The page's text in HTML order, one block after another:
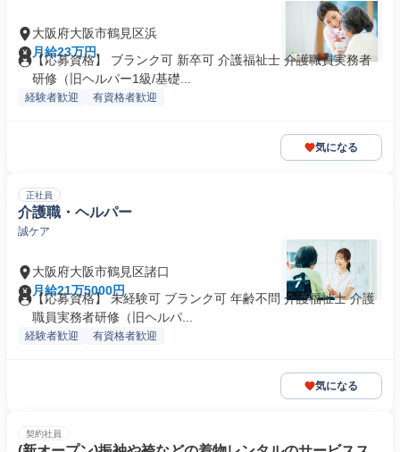
大阪府大阪市鶴見区浜
月給23万円
【応募資格】 ブランク可 新卒可 介護福祉士 介護職員実務者
研修（旧ヘルパー1級/基礎...
経験者歓迎 有資格者歓迎
気になる
正社員
介護職・ヘルパー
誠ケア
大阪府大阪市鶴見区諸口
月給21万5000円
【応募資格】 未経験可 ブランク可 年齢不問 介護福祉士 介護
職員実務者研修（旧ヘルパ...
経験者歓迎 有資格者歓迎
気になる
契約社員